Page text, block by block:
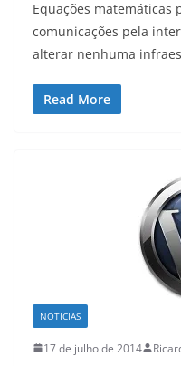
Equações matemáticas
comunicações pela
alterar nenhuma
Read More
NOTICIAS
17 de julho de 2014